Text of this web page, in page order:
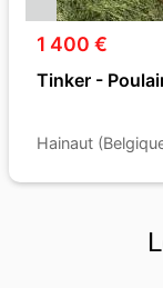
1 400 €
Tinker -
Hainaut